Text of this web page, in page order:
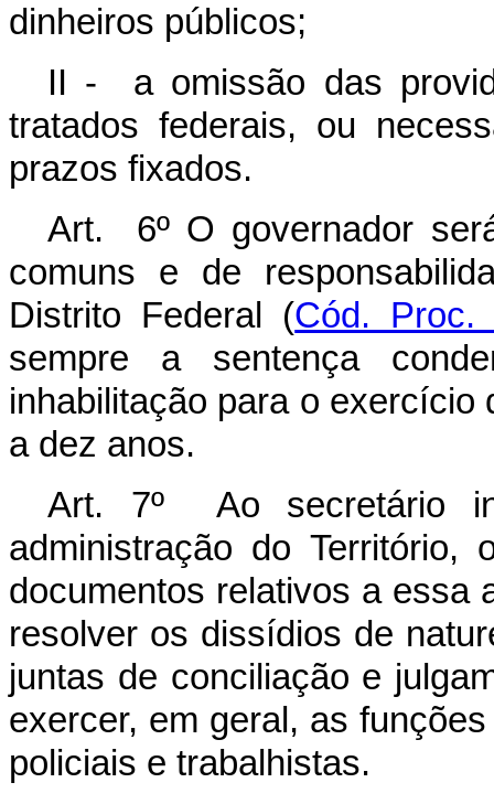
dinheiros públicos;
II - a omissão das
tratados federais, ou
prazos fixados.
Art. 6º O governador
comuns e de
Distrito Federal (Cód.
sempre a sentença
inhabilitação para o exercício
a dez anos.
Art. 7º Ao secretário
administração do
documentos relativos a essa
resolver os dissídios de
juntas de conciliação e
exercer, em geral, as
policiais e trabalhistas.